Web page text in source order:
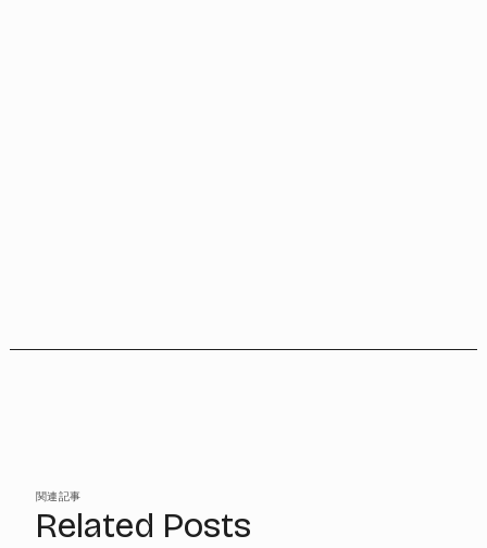
関連記事
Related Posts